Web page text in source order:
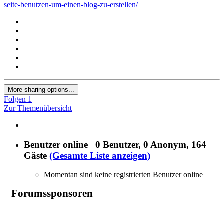
seite-benutzen-um-einen-blog-zu-erstellen/
More sharing options...
Folgen 1
Zur Themenübersicht
Benutzer online 0 Benutzer, 0 Anonym, 164
Gäste (Gesamte Liste anzeigen)
Momentan sind keine registrierten Benutzer online
Forumssponsoren